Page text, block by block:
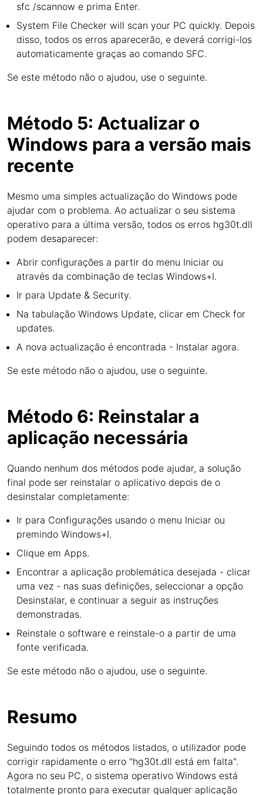
sfc /scannow e prima Enter.
System File Checker will scan your PC quickly. Depois
disso, todos os erros aparecerão, e deverá corrigi-los
automaticamente graças ao comando SFC.
Se este método não o ajudou, use o seguinte.
Método 5: Actualizar o
Windows para a versão mais
recente
Mesmo uma simples actualização do Windows pode
ajudar com o problema. Ao actualizar o seu sistema
operativo para a última versão, todos os erros hg30t.dll
podem desaparecer:
Abrir configurações a partir do menu Iniciar ou
através da combinação de teclas Windows+I.
Ir para Update & Security.
Na tabulação Windows Update, clicar em Check for
updates.
A nova actualização é encontrada - Instalar agora.
Se este método não o ajudou, use o seguinte.
Método 6: Reinstalar a
aplicação necessária
Quando nenhum dos métodos pode ajudar, a solução
final pode ser reinstalar o aplicativo depois de o
desinstalar completamente:
Ir para Configurações usando o menu Iniciar ou
premindo Windows+I.
Clique em Apps.
Encontrar a aplicação problemática desejada - clicar
uma vez - nas suas definições, seleccionar a opção
Desinstalar, e continuar a seguir as instruções
demonstradas.
Reinstale o software e reinstale-o a partir de uma
fonte verificada.
Se este método não o ajudou, use o seguinte.
Resumo
Seguindo todos os métodos listados, o utilizador pode
corrigir rapidamente o erro "hg30t.dll está em falta".
Agora no seu PC, o sistema operativo Windows está
totalmente pronto para executar qualquer aplicação